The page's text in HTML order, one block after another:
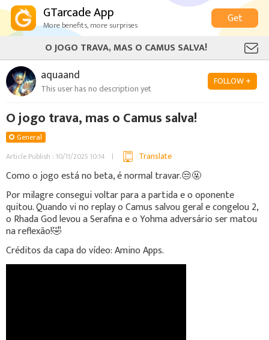
GTarcade App
More benefits, more surprises
Get
O JOGO TRAVA, MAS O CAMUS SALVA!
aquaand
This user has no description yet
FOLLOW +
O jogo trava, mas o Camus salva!
General
Article Publish : 10/11/2025 10:14
Translate
Como o jogo está no beta, é normal travar.😒🤬
Por milagre consegui voltar para a partida e o oponente
quitou. Quando vi no replay o Camus salvou geral e congelou 2,
o Rhada God levou a Serafina e o Yohma adversário ser matou
na reflexão!🤣
Créditos da capa do vídeo: Amino Apps.